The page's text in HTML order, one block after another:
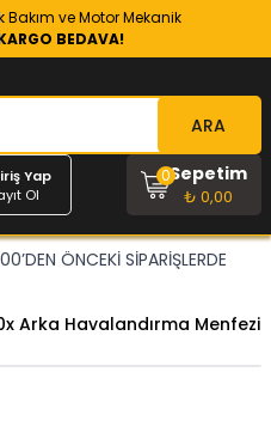
Bakım ve Motor Mekanik
BEDAVA!
ARA
Yap
Ol
Sepetim
₺ 0,00
0
ÖNCEKİ SİPARİŞLERDE
Arka Havalandırma Menfezi